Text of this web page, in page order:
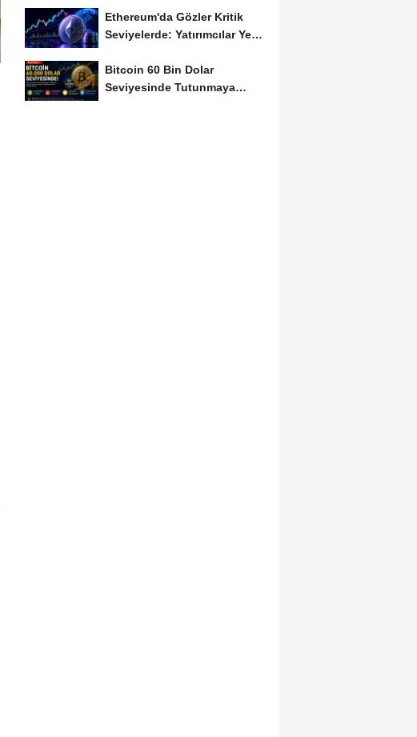
Ethereum'da Gözler Kritik
Seviyelerde: Yatırımcılar Yeni
Bitcoin 60 Bin Dolar
Seviyesinde Tutunmaya